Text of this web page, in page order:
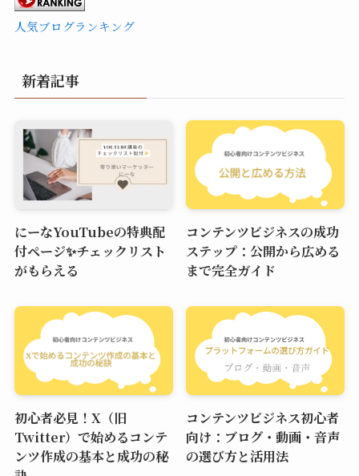
人気ブログランキング
新着記事
にーなYouTubeの特典配
付ページ✨チェックリスト
がもらえる
コンテンツビジネスの成功
ステップ：公開から広める
まで完全ガイド
初心者必見！X（旧
Twitter）で始めるコンテ
ンツ作成の基本と成功の秘
コンテンツビジネス初心者
向け：ブログ・動画・音声
の選び方と活用法